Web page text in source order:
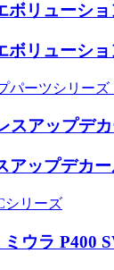
ボリューシ
ボリューシ
パーツシリーズ
スアップデ
アップデカ
シリーズ
ウラ P400